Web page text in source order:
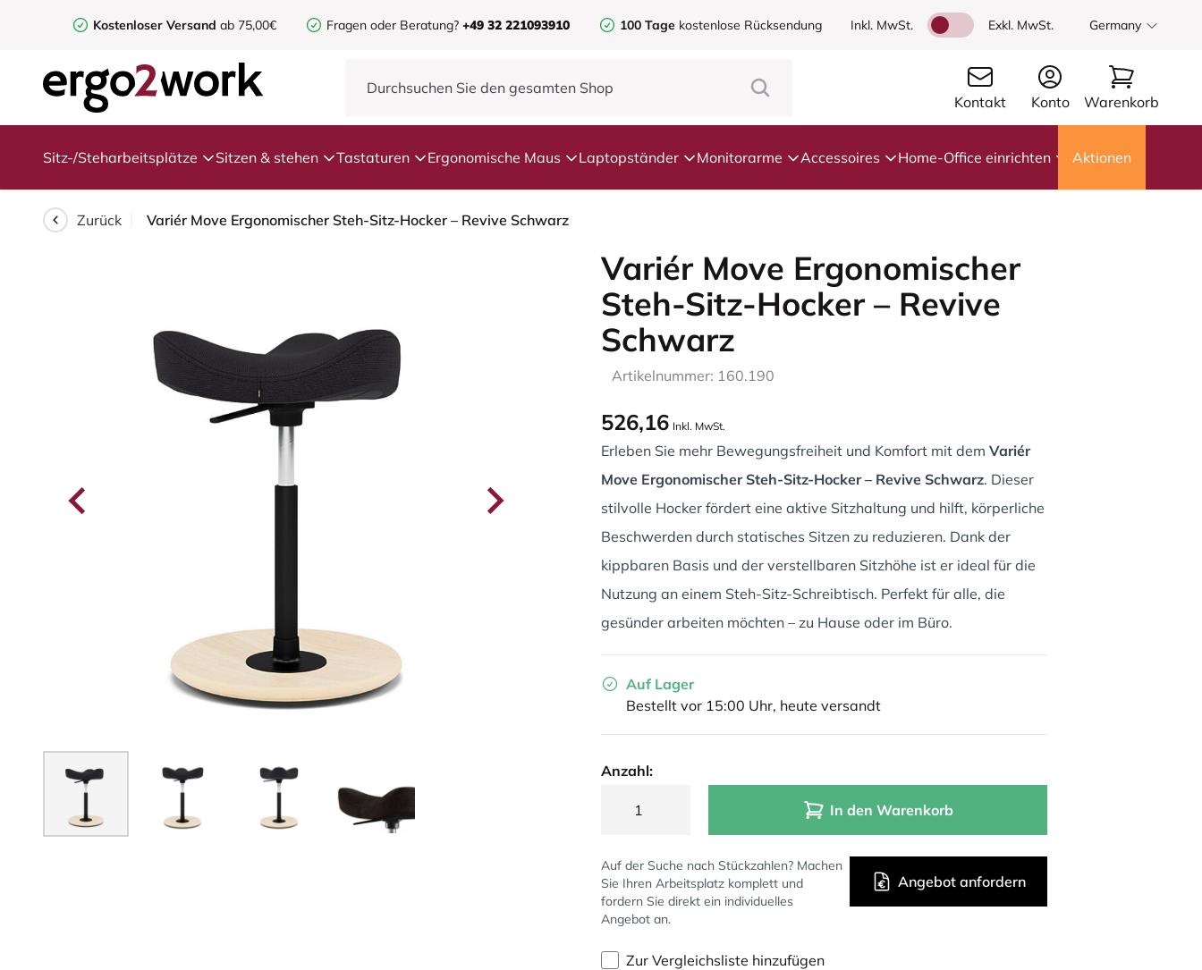
Kostenloser Versand ab 75,00€ Fragen oder Beratung? +49 32 221093910 100 Tage kostenlose Rücksendung Inkl. MwSt. Exkl. MwSt. Germany
Kontakt Konto Warenkorb
Sitz-/Steharbeitsplätze Sitzen & stehen Tastaturen Ergonomische Maus Laptopständer Monitorarme Accessoires Home-Office einrichten Aktionen
Zurück Variér Move Ergonomischer Steh-Sitz-Hocker – Revive Schwarz
Variér Move Ergonomischer
Steh-Sitz-Hocker – Revive
Schwarz
Artikelnummer: 160.190
526,16 Inkl. MwSt.
Erleben Sie mehr Bewegungsfreiheit und Komfort mit dem Variér
Move Ergonomischer Steh-Sitz-Hocker – Revive Schwarz. Dieser
stilvolle Hocker fördert eine aktive Sitzhaltung und hilft, körperliche
Beschwerden durch statisches Sitzen zu reduzieren. Dank der
kippbaren Basis und der verstellbaren Sitzhöhe ist er ideal für die
Nutzung an einem Steh-Sitz-Schreibtisch. Perfekt für alle, die
gesünder arbeiten möchten – zu Hause oder im Büro.
Auf Lager
Bestellt vor 15:00 Uhr, heute versandt
Anzahl:
In den Warenkorb
Auf der Suche nach Stückzahlen? Machen
Sie Ihren Arbeitsplatz komplett und
fordern Sie direkt ein individuelles
Angebot an.
Angebot anfordern
Zur Vergleichsliste hinzufügen